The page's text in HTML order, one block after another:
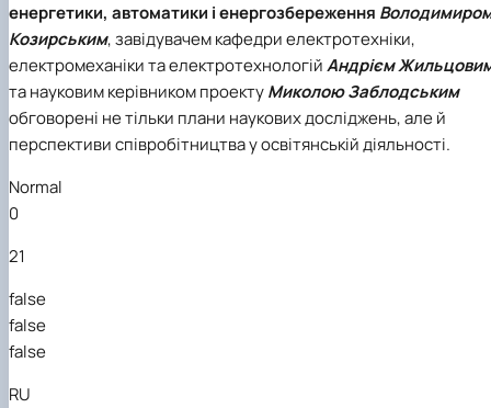
енергетики, автоматики і енергозбереження
Козирським, завідувачемкафедри електротехніки,
електромеханіки та електротехнологійАндрієм
та науковим керівником проектуМиколою Заблодським
обговорені не тільки плани наукових досліджень, але й
перспективи співробітництва у освітянській діяльності.
Normal
0
21
false
false
false
RU